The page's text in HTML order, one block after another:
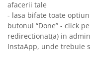
afacerii tale
- lasa bifate toate
butonul “Done” - click
redirectionat(a) in
InstaApp, unde trebuie